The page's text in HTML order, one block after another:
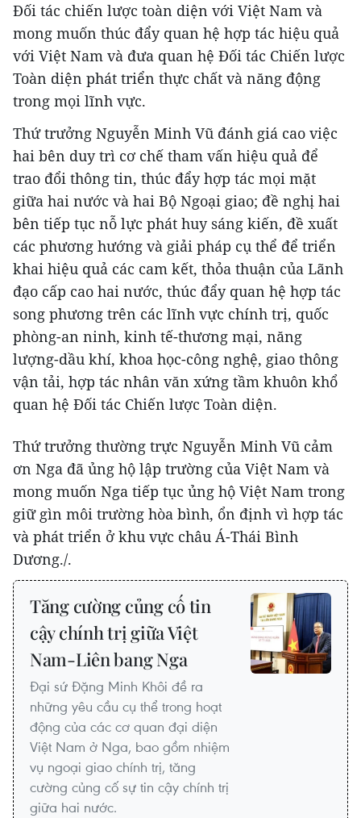
Đối tác chiến lược toàn diện với Việt Nam và
mong muốn thúc đẩy quan hệ hợp tác hiệu quả
với Việt Nam và đưa quan hệ Đối tác Chiến lược
Toàn diện phát triển thực chất và năng động
trong mọi lĩnh vực.
Thứ trưởng Nguyễn Minh Vũ đánh giá cao việc
hai bên duy trì cơ chế tham vấn hiệu quả để
trao đổi thông tin, thúc đẩy hợp tác mọi mặt
giữa hai nước và hai Bộ Ngoại giao; đề nghị hai
bên tiếp tục nỗ lực phát huy sáng kiến, đề xuất
các phương hướng và giải pháp cụ thể để triển
khai hiệu quả các cam kết, thỏa thuận của Lãnh
đạo cấp cao hai nước, thúc đẩy quan hệ hợp tác
song phương trên các lĩnh vực chính trị, quốc
phòng-an ninh, kinh tế-thương mại, năng
lượng-dầu khí, khoa học-công nghệ, giao thông
vận tải, hợp tác nhân văn xứng tầm khuôn khổ
quan hệ Đối tác Chiến lược Toàn diện.
Thứ trưởng thường trực Nguyễn Minh Vũ cảm
ơn Nga đã ủng hộ lập trường của Việt Nam và
mong muốn Nga tiếp tục ủng hộ Việt Nam trong
giữ gìn môi trường hòa bình, ổn định vì hợp tác
và phát triển ở khu vực châu Á-Thái Bình
Dương./.
Tăng cường củng cố tin
cậy chính trị giữa Việt
Nam-Liên bang Nga
Đại sứ Đặng Minh Khôi đề ra
những yêu cầu cụ thể trong hoạt
động của các cơ quan đại diện
Việt Nam ở Nga, bao gồm nhiệm
vụ ngoại giao chính trị, tăng
cường củng cố sự tin cậy chính trị
giữa hai nước.